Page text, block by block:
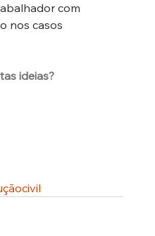
com
nos casos
ideias?